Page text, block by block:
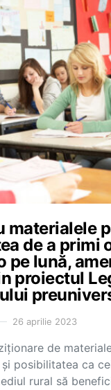
materialele
de a primi
pe lună,
proiectul
26 aprilie 2023
de
posibilitatea ca
rural să